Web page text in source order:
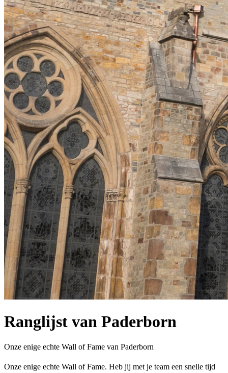
Ranglijst van Paderborn
Onze enige echte Wall of Fame van Paderborn
Onze enige echte Wall of Fame. Heb jij met je team een snelle tijd